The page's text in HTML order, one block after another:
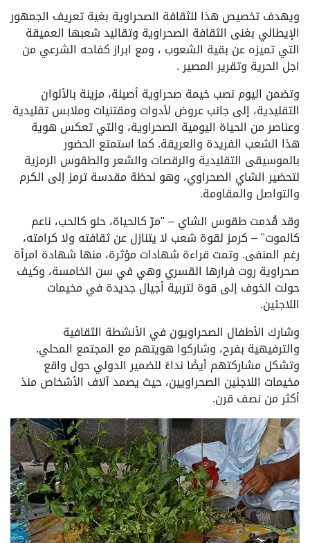
ويهدف تخصيص هذا للثقافة الصحراوية بغية تعريف الجمهور
الإيطالي بغنى الثقافة الصحراوية وتقاليد شعبها العميقة
التي تميزه عن بقية الشعوب ، ومع ابراز كفاحه الشرعي من
اجل الحرية وتقرير المصير .
وتضمن اليوم نصب خيمة صحراوية أصيلة، مزينة بالألوان
التقليدية، إلى جانب عروض لأدوات ومقتنيات وملابس تقليدية
وعناصر من الحياة اليومية الصحراوية، والتي تعكس هوية
هذا الشعب الفريدة والعريقة. كما استمتع الحضور
بالموسيقى التقليدية والرقصات والشعر والطقوس الرمزية
لتحضير الشاي الصحراوي، وهو لحظة مقدسة ترمز إلى الكرم
والتواصل والمقاومة.
وقد قُدمت طقوس الشاي – "مرّ كالحياة، حلو كالحب، ناعم
كالموت" – كرمز لقوة شعب لا يتنازل عن ثقافته ولا كرامته،
رغم المنفى. وتمت قراءة شهادات مؤثرة، منها شهادة امرأة
صحراوية روت فرارها القسري وهي في سن الخامسة، وكيف
حولت الخوف إلى قوة لتربية أجيال جديدة في مخيمات
اللاجئين.
وشارك الأطفال الصحراويون في الأنشطة الثقافية
والترفيهية بفرح، وشاركوا هويتهم مع المجتمع المحلي.
وتشكل مشاركتهم أيضًا نداءً للضمير الدولي حول واقع
مخيمات اللاجئين الصحراويين، حيث يصمد آلاف الأشخاص منذ
أكثر من نصف قرن.